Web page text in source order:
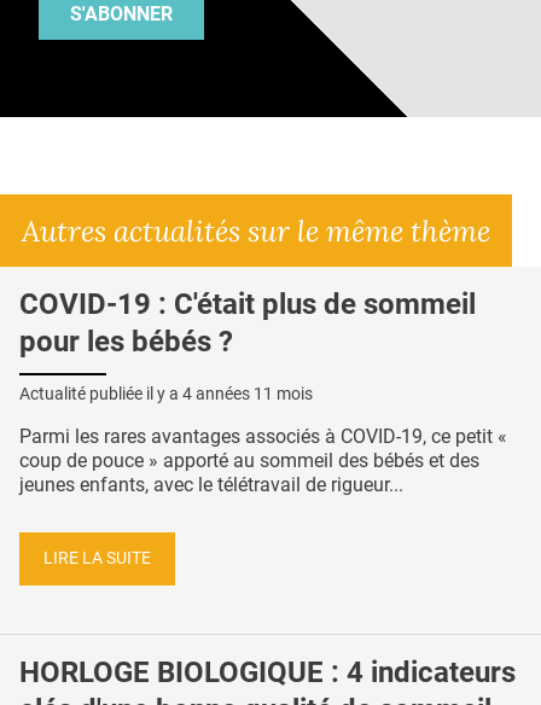
S'ABONNER
Autres actualités sur le même thème
COVID-19 : C'était plus de sommeil
pour les bébés ?
Actualité publiée il y a 4 années 11 mois
Parmi les rares avantages associés à COVID-19, ce petit «
coup de pouce » apporté au sommeil des bébés et des
jeunes enfants, avec le télétravail de rigueur...
LIRE LA SUITE
HORLOGE BIOLOGIQUE : 4 indicateurs